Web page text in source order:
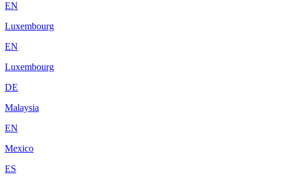
EN
Luxembourg
EN
Luxembourg
DE
Malaysia
EN
Mexico
ES